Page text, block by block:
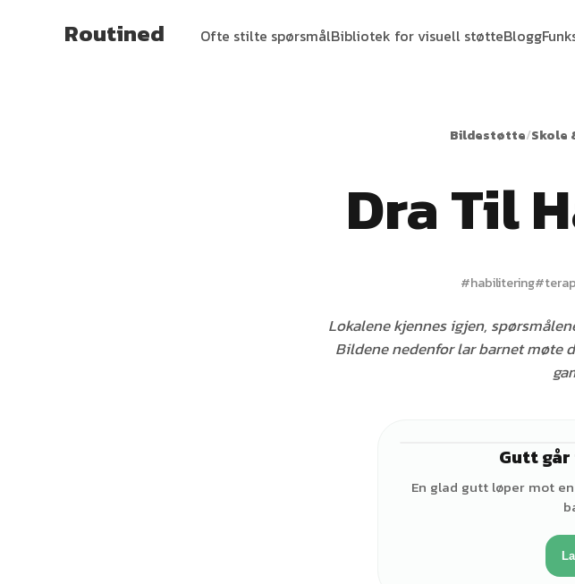
Routined Ofte stilte spørsmålBibliotek for visuell støtteBlogg
Bildestøtte/Skole
Dra Til
#habilitering#
Lokalene kjennes igjen,
Bildene nedenfor lar barnet møte
Gutt
En glad gutt løper mot